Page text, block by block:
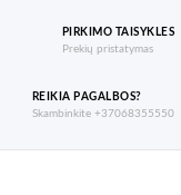
PIRKIMO TAISYKLES
Prekių pristatymas
REIKIA PAGALBOS?
Skambinkite +37068355550